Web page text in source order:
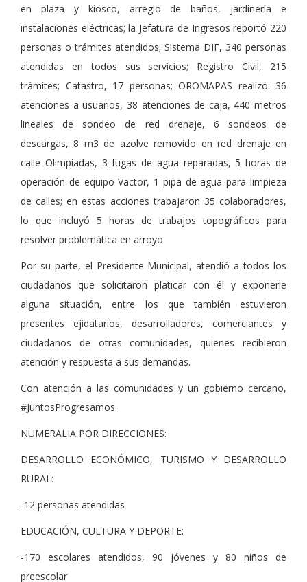
en plaza y kiosco, arreglo de baños, jardinería e
instalaciones eléctricas; la Jefatura de Ingresos reportó 220
personas o trámites atendidos; Sistema DIF, 340 personas
atendidas en todos sus servicios; Registro Civil, 215
trámites; Catastro, 17 personas; OROMAPAS realizó: 36
atenciones a usuarios, 38 atenciones de caja, 440 metros
lineales de sondeo de red drenaje, 6 sondeos de
descargas, 8 m3 de azolve removido en red drenaje en
calle Olimpiadas, 3 fugas de agua reparadas, 5 horas de
operación de equipo Vactor, 1 pipa de agua para limpieza
de calles; en estas acciones trabajaron 35 colaboradores,
lo que incluyó 5 horas de trabajos topográficos para
resolver problemática en arroyo.
Por su parte, el Presidente Municipal, atendió a todos los
ciudadanos que solicitaron platicar con él y exponerle
alguna situación, entre los que también estuvieron
presentes ejidatarios, desarrolladores, comerciantes y
ciudadanos de otras comunidades, quienes recibieron
atención y respuesta a sus demandas.
Con atención a las comunidades y un gobierno cercano,
#JuntosProgresamos.
NUMERALIA POR DIRECCIONES:
DESARROLLO ECONÓMICO, TURISMO Y DESARROLLO
RURAL:
-12 personas atendidas
EDUCACIÓN, CULTURA Y DEPORTE:
-170 escolares atendidos, 90 jóvenes y 80 niños de
preescolar